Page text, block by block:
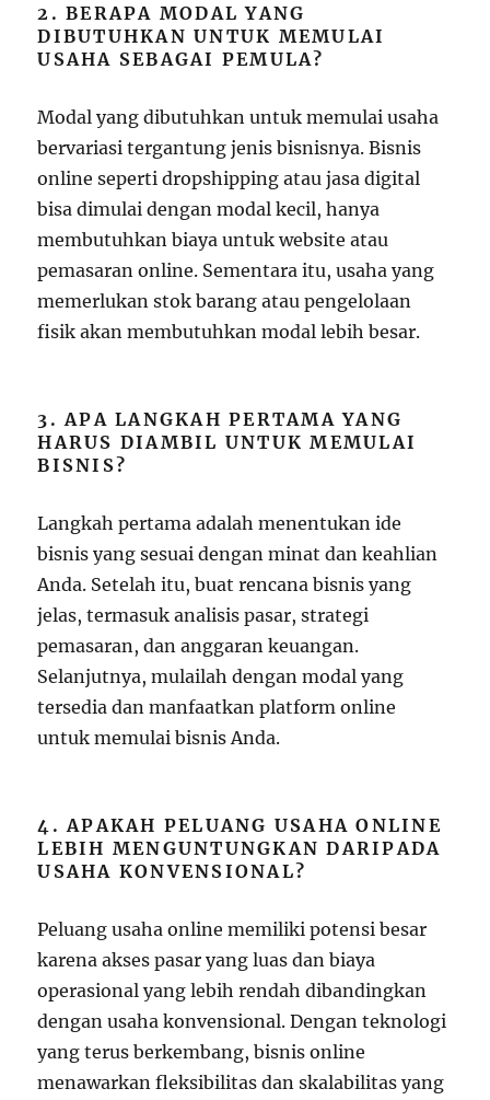
2. BERAPA MODAL YANG
DIBUTUHKAN UNTUK MEMULAI
USAHA SEBAGAI PEMULA?
Modal yang dibutuhkan untuk memulai usaha
bervariasi tergantung jenis bisnisnya. Bisnis
online seperti dropshipping atau jasa digital
bisa dimulai dengan modal kecil, hanya
membutuhkan biaya untuk website atau
pemasaran online. Sementara itu, usaha yang
memerlukan stok barang atau pengelolaan
fisik akan membutuhkan modal lebih besar.
3. APA LANGKAH PERTAMA YANG
HARUS DIAMBIL UNTUK MEMULAI
BISNIS?
Langkah pertama adalah menentukan ide
bisnis yang sesuai dengan minat dan keahlian
Anda. Setelah itu, buat rencana bisnis yang
jelas, termasuk analisis pasar, strategi
pemasaran, dan anggaran keuangan.
Selanjutnya, mulailah dengan modal yang
tersedia dan manfaatkan platform online
untuk memulai bisnis Anda.
4. APAKAH PELUANG USAHA ONLINE
LEBIH MENGUNTUNGKAN DARIPADA
USAHA KONVENSIONAL?
Peluang usaha online memiliki potensi besar
karena akses pasar yang luas dan biaya
operasional yang lebih rendah dibandingkan
dengan usaha konvensional. Dengan teknologi
yang terus berkembang, bisnis online
menawarkan fleksibilitas dan skalabilitas yang